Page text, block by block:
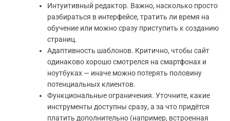
Интуитивный редактор. Важно, насколько просто
разбираться в интерфейсе, тратить ли время на
обучение или можно сразу приступить к созданию
страниц.
Адаптивность шаблонов. Критично, чтобы сайт
одинаково хорошо смотрелся на смартфонах и
ноутбуках — иначе можно потерять половину
потенциальных клиентов.
Функциональные ограничения. Уточните, какие
инструменты доступны сразу, а за что придётся
платить дополнительно (например, встроенная